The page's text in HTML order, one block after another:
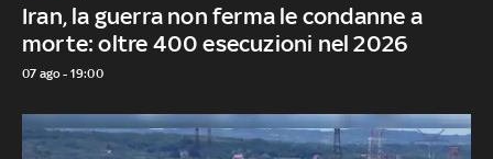
Iran, la guerra non ferma le condanne a
morte: oltre 400 esecuzioni nel 2026
07 ago - 19:00